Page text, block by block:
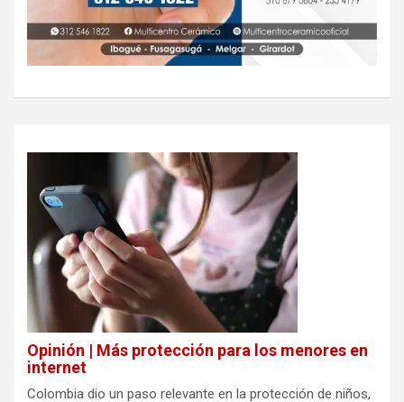
Opinión | Más protección para los menores en
internet
Colombia dio un paso relevante en la protección de niños,